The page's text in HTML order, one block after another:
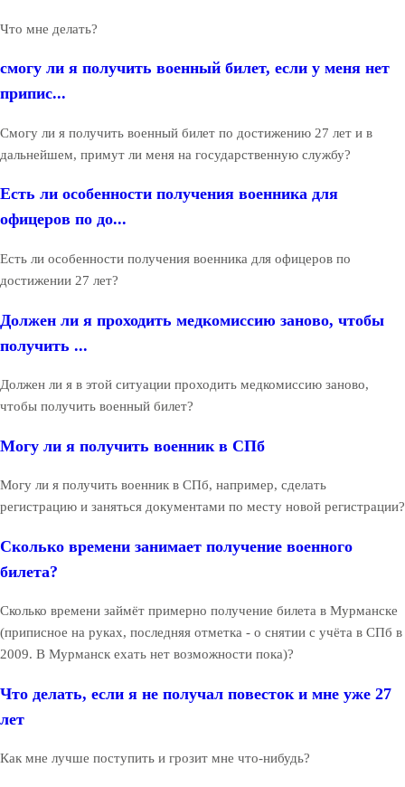
Что мне делать?
смогу ли я получить военный билет, если у меня нет
припис...
Смогу ли я получить военный билет по достижению 27 лет и в
дальнейшем, примут ли меня на государственную службу?
Есть ли особенности получения военника для
офицеров по до...
Есть ли особенности получения военника для офицеров по
достижении 27 лет?
Должен ли я проходить медкомиссию заново, чтобы
получить ...
Должен ли я в этой ситуации проходить медкомиссию заново,
чтобы получить военный билет?
Могу ли я получить военник в СПб
Могу ли я получить военник в СПб, например, сделать
регистрацию и заняться документами по месту новой регистрации?
Сколько времени занимает получение военного
билета?
Сколько времени займёт примерно получение билета в Мурманске
(приписное на руках, последняя отметка - о снятии с учёта в СПб в
2009. В Мурманск ехать нет возможности пока)?
Что делать, если я не получал повесток и мне уже 27
лет
Как мне лучше поступить и грозит мне что-нибудь?